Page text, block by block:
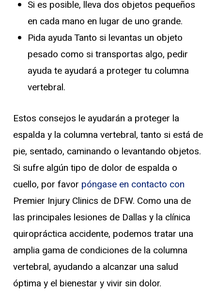
Si es posible, lleva dos objetos pequeños
en cada mano en lugar de uno grande.
Pida ayuda Tanto si levantas un objeto
pesado como si transportas algo, pedir
ayuda te ayudará a proteger tu columna
vertebral.
Estos consejos le ayudarán a proteger la
espalda y la columna vertebral, tanto si está de
pie, sentado, caminando o levantando objetos.
Si sufre algún tipo de dolor de espalda o
cuello, por favor póngase en contacto con
Premier Injury Clinics de DFW. Como una de
las principales lesiones de Dallas y la clínica
quiropráctica accidente, podemos tratar una
amplia gama de condiciones de la columna
vertebral, ayudando a alcanzar una salud
óptima y el bienestar y vivir sin dolor.